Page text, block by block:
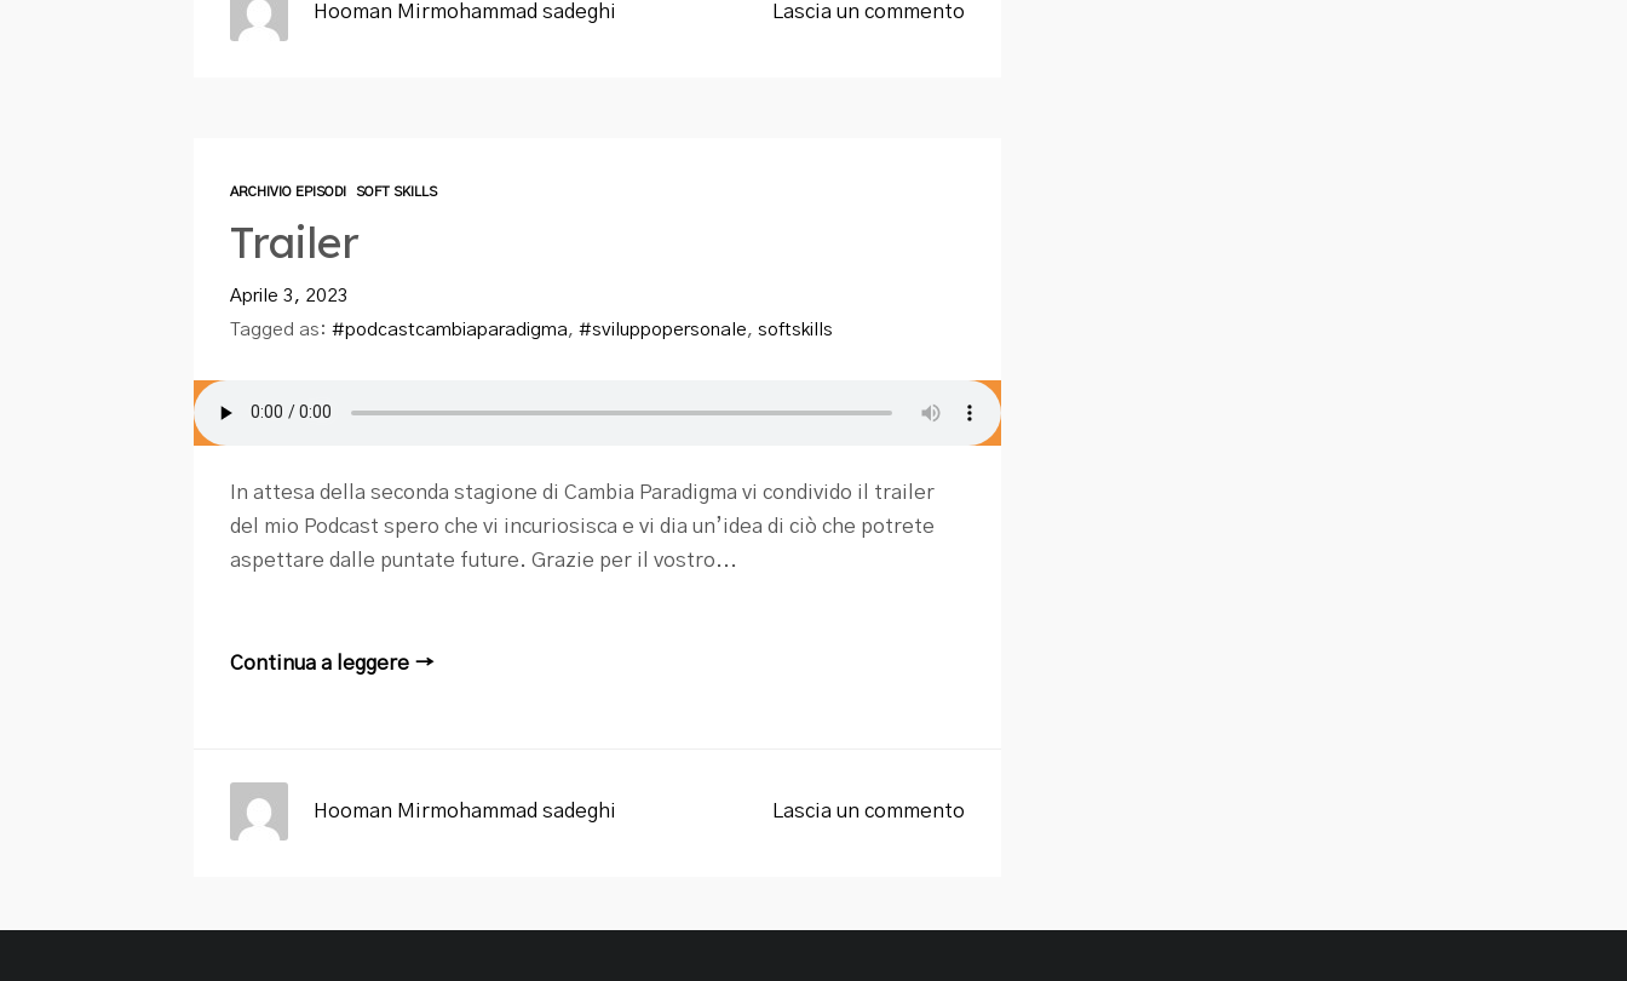
Lascia un commento
Hooman Mirmohammad sadeghi
ARCHIVIO EPISODI SOFT SKILLS
Trailer
Aprile 3, 2023
Tagged as: #podcastcambiaparadigma, #sviluppopersonale, softskills
In attesa della seconda stagione di Cambia Paradigma vi condivido il trailer
del mio Podcast spero che vi incuriosisca e vi dia un’idea di ciò che potrete
aspettare dalle puntate future. Grazie per il vostro...
Continua a leggere →
Lascia un commento
Hooman Mirmohammad sadeghi